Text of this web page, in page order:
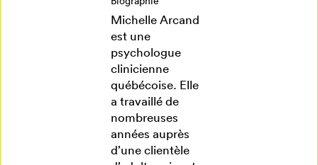
Michelle Arcand
est une
psychologue
clinicienne
québécoise. Elle
a travaillé de
nombreuses
années auprès
d’une clientèle